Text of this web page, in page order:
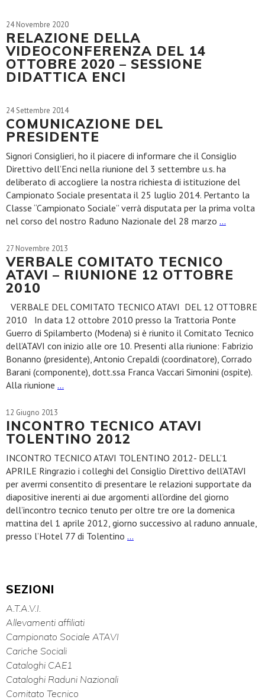
24 Novembre 2020
RELAZIONE DELLA
VIDEOCONFERENZA DEL 14
OTTOBRE 2020 – SESSIONE
DIDATTICA ENCI
24 Settembre 2014
COMUNICAZIONE DEL
PRESIDENTE
Signori Consiglieri, ho il piacere di informare che il Consiglio
Direttivo dell’Enci nella riunione del 3 settembre u.s. ha
deliberato di accogliere la nostra richiesta di istituzione del
Campionato Sociale presentata il 25 luglio 2014. Pertanto la
Classe “Campionato Sociale” verrà disputata per la prima volta
nel corso del nostro Raduno Nazionale del 28 marzo …
27 Novembre 2013
VERBALE COMITATO TECNICO
ATAVI – RIUNIONE 12 OTTOBRE
2010
VERBALE DEL COMITATO TECNICO ATAVI DEL 12 OTTOBRE
2010 In data 12 ottobre 2010 presso la Trattoria Ponte
Guerro di Spilamberto (Modena) si è riunito il Comitato Tecnico
dell’ATAVI con inizio alle ore 10. Presenti alla riunione: Fabrizio
Bonanno (presidente), Antonio Crepaldi (coordinatore), Corrado
Barani (componente), dott.ssa Franca Vaccari Simonini (ospite).
Alla riunione …
12 Giugno 2013
INCONTRO TECNICO ATAVI
TOLENTINO 2012
INCONTRO TECNICO ATAVI TOLENTINO 2012- DELL’1
APRILE Ringrazio i colleghi del Consiglio Direttivo dell’ATAVI
per avermi consentito di presentare le relazioni supportate da
diapositive inerenti ai due argomenti all’ordine del giorno
dell’incontro tecnico tenuto per oltre tre ore la domenica
mattina del 1 aprile 2012, giorno successivo al raduno annuale,
presso l’Hotel 77 di Tolentino …
SEZIONI
A.T.A.V.I.
Allevamenti affiliati
Campionato Sociale ATAVI
Cariche Sociali
Cataloghi CAE1
Cataloghi Raduni Nazionali
Comitato Tecnico